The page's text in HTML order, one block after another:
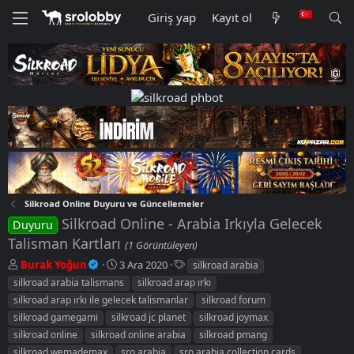
Giriş yap Kayıt ol
Silkroad Online Duyuru ve Güncellemeler
Duyuru
Silkroad Online - Arabia Irkıyla Gelecek
Talisman Kartları (1 Görüntüleyen)
K
o
n
u
y
u
b
Burak Yoğun
B
a
ş
l
a
n
g
3 Ara 2020
E
t
i
k
l
silkroad arabia
silkroad arabia talismans
silkroad arap ırkı
silkroad arap ırkı ile gelecek talismanlar
silkroad forum
silkroad gamegami
silkroad jc planet
silkroad joymax
silkroad online
silkroad online arabia
silkroad pmang